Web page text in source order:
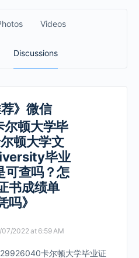
Videos
Discussions
荐》微信
顿大学毕
顿大学文
毕业
可查吗？怎
书成绩单
吗》
07/2022 at 6:59 AM
卡尔顿大学毕业证